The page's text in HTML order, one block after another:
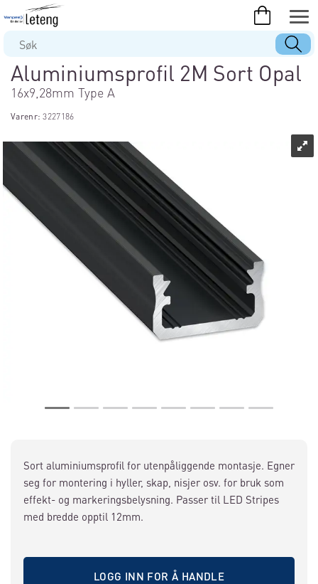
Aluminiumsprofil 2M Sort Opal
16x9,28mm Type A
Varenr:3227186
Sort aluminiumsprofil for utenpåliggende montasje. Egner
seg for montering i hyller, skap, nisjer osv. for bruk som
effekt- og markeringsbelysning. Passer til LED Stripes
med bredde opptil 12mm.
LOGG INN FOR Å HANDLE